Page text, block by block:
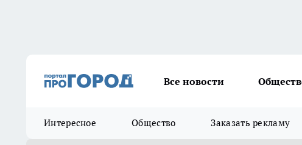
Все новости
Интересное Общество Заказать рекламу